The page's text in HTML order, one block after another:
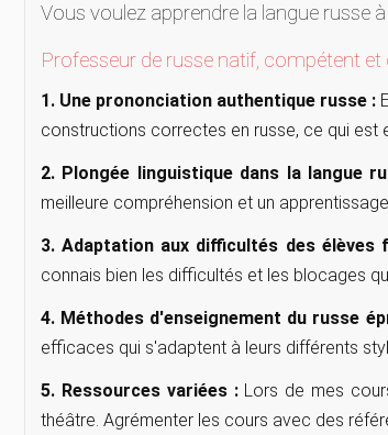
Vous voulez apprendre la langue russe
Professeur de russe natif, compétent et
1. Une prononciation authentique russe :
constructions correctes en russe, ce qui
2. Plongée linguistique dans la langue
meilleure compréhension et un
3. Adaptation aux difficultés des élèves
connais bien les difficultés et les blocages
4. Méthodes d'enseignement du russe
efficaces qui s'adaptent à leurs différents
5. Ressources variées :Lors de mes
théâtre. Agrémenter les cours avec des